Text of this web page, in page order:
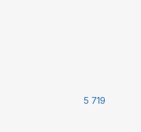
5 719